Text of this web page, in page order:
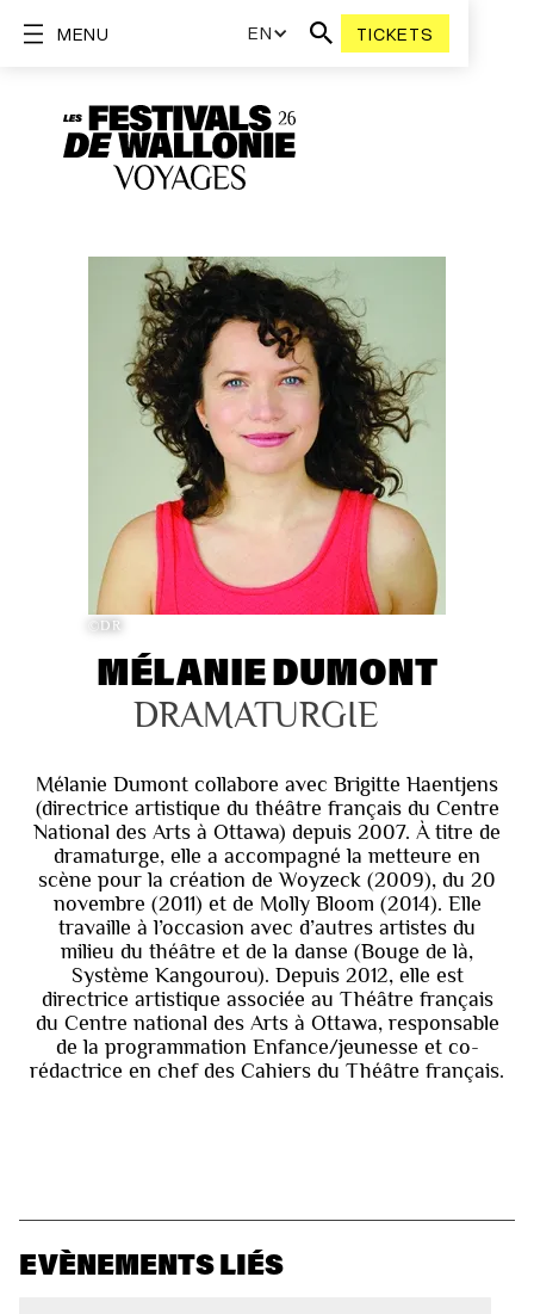
EN TICKETS
MENU
©DR
MÉLANIE DUMONT
DRAMATURGIE
Mélanie Dumont collabore avec Brigitte Haentjens
(directrice artistique du théâtre français du Centre
National des Arts à Ottawa) depuis 2007. À titre de
dramaturge, elle a accompagné la metteure en
scène pour la création de Woyzeck (2009), du 20
novembre (2011) et de Molly Bloom (2014). Elle
travaille à l’occasion avec d’autres artistes du
milieu du théâtre et de la danse (Bouge de là,
Système Kangourou). Depuis 2012, elle est
directrice artistique associée au Théâtre français
du Centre national des Arts à Ottawa, responsable
de la programmation Enfance/jeunesse et co-
rédactrice en chef des Cahiers du Théâtre français.
EVÈNEMENTS LIÉS